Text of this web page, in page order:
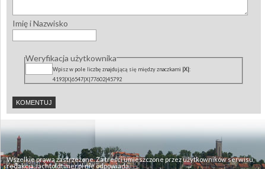
Imię i Nazwisko
Weryfikacja użytkownika
Wpisz w pole liczbę znajdującą się między znaczkami |X|:
4193|X|6547|X|77602|45792
Wszelkie prawa zastrzeżone. Za treści umieszczone przez użytkowników serwisu,
redakcja Jachtoldtimer.pl nie odpowiada.